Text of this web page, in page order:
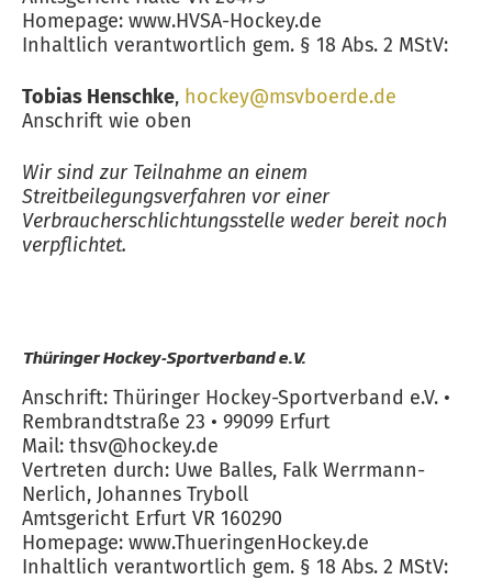
Homepage: www.HVSA-Hockey.de
Inhaltlich verantwortlich gem. § 18 Abs. 2 MStV:
Tobias Henschke, hockey@msvboerde.de
Anschrift wie oben
Wir sind zur Teilnahme an einem
Streitbeilegungsverfahren vor einer
Verbraucherschlichtungsstelle weder bereit noch
verpflichtet.
Thüringer Hockey-Sportverband e.V.
Anschrift: Thüringer Hockey-Sportverband e.V. •
Rembrandtstraße 23 • 99099 Erfurt
Mail: thsv@hockey.de
Vertreten durch: Uwe Balles, Falk Werrmann-
Nerlich, Johannes Tryboll
Amtsgericht Erfurt VR 160290
Homepage: www.ThueringenHockey.de
Inhaltlich verantwortlich gem. § 18 Abs. 2 MStV: